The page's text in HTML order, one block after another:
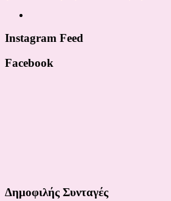
Instagram Feed
Facebook
Δημοφιλής Συνταγές